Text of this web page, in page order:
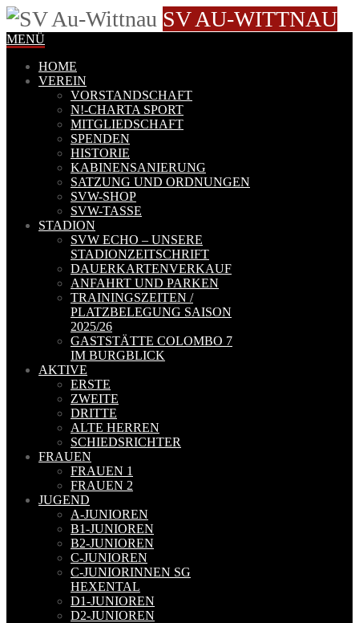
SV AU-WITTNAU
MENÜ
HOME
VEREIN
VORSTANDSCHAFT
N!-CHARTA SPORT
MITGLIEDSCHAFT
SPENDEN
HISTORIE
KABINENSANIERUNG
SATZUNG UND ORDNUNGEN
SVW-SHOP
SVW-TASSE
STADION
SVW ECHO – UNSERE
STADIONZEITSCHRIFT
DAUERKARTENVERKAUF
ANFAHRT UND PARKEN
TRAININGSZEITEN /
PLATZBELEGUNG SAISON
2025/26
GASTSTÄTTE COLOMBO 7
IM BURGBLICK
AKTIVE
ERSTE
ZWEITE
DRITTE
ALTE HERREN
SCHIEDSRICHTER
FRAUEN
FRAUEN 1
FRAUEN 2
JUGEND
A-JUNIOREN
B1-JUNIOREN
B2-JUNIOREN
C-JUNIOREN
C-JUNIORINNEN SG
HEXENTAL
D1-JUNIOREN
D2-JUNIOREN